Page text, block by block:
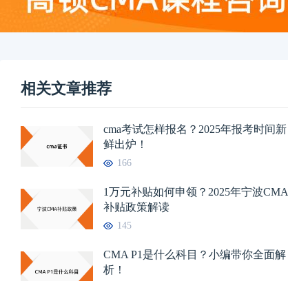
相关文章推荐
cma考试怎样报名？2025年报考时间新
鲜出炉！
166
1万元补贴如何申领？2025年宁波CMA
补贴政策解读
145
CMA P1是什么科目？小编带你全面解
析！